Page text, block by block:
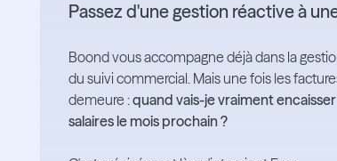
Passez d'une gestion réactive à
Boond vous accompagne déjà dans la
du suivi commercial. Mais une fois les
demeure :quand vais-je vraiment
salaires le mois prochain ?